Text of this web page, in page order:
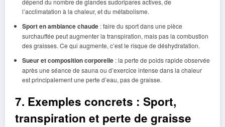
dépend du nombre de glandes sudoripares actives, de
l’acclimatation à la chaleur, et du métabolisme.
Sport en ambiance chaude: faire du sport dans une pièce
surchauffée peut augmenter la transpiration, mais pas la combustion
des graisses. Ce qui augmente, c’est le risque de déshydratation.
Sueur et composition corporelle: la perte de poids rapide observée
après une séance de sauna ou d’exercice intense dans la chaleur
est principalement une perte d’eau, pas de graisse.
7. Exemples concrets : Sport,
transpiration et perte de graisse